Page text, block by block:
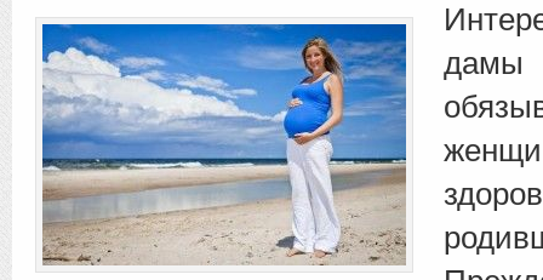
дамы